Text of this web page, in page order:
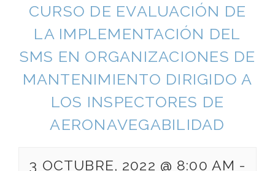
CURSO DE EVALUACIÓN DE
LA IMPLEMENTACIÓN DEL
SMS EN ORGANIZACIONES DE
MANTENIMIENTO DIRIGIDO A
LOS INSPECTORES DE
AERONAVEGABILIDAD
3 OCTUBRE, 2022 @ 8:00 AM -